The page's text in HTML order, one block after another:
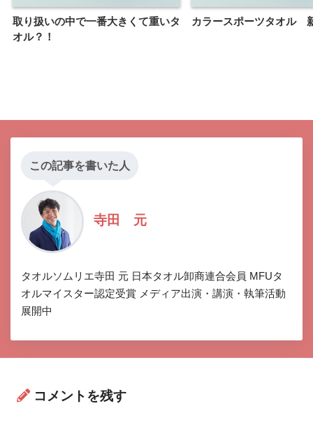
取り扱いの中で一番大きくて重いタ
オル？！
カラースポーツタオル
この記事を書いた人
寺田 元
タオルソムリエ寺田 元 日本タオル卸商連合会員 MFUタ
オルマイスター認定受賞 メディア出演・講演・執筆活動
展開中
コメントを残す